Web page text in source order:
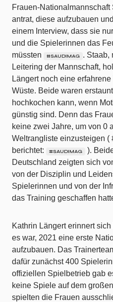
Frauen-
antrat, diese aufzubauen
einem Interview, dass sie
und die Spielerinnen das
müssten
#SAUDIMAG . Staab,
Leitering der Mannschaft,
Längert noch eine
Wüste. Beide waren
hochkochen kann, wenn
günstig sind. Denn das
keine zwei Jahre, um von 0
Weltrangliste einzusteigen (
berichtet:
#SAUDIMAG
).
Deutschland zeigten sich
von der Disziplin und
Spielerinnen und von der
das Training geschaffen
Kathrin Längert erinnert
es war, 2021 eine erste
aufzubauen. Das
dafür zunächst 400
offiziellen Spielbetrieb gab
keine Spiele auf dem
spielten die Frauen